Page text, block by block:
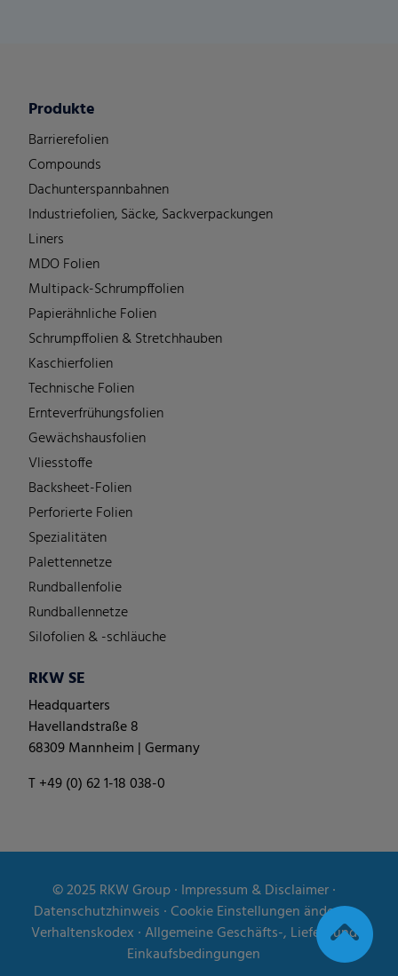
Produkte
Barrierefolien
Compounds
Dachunterspannbahnen
Industriefolien, Säcke, Sackverpackungen
Liners
MDO Folien
Multipack-Schrumpffolien
Papierähnliche Folien
Schrumpffolien & Stretchhauben
Kaschierfolien
Technische Folien
Ernteverfrühungsfolien
Gewächshausfolien
Vliesstoffe
Backsheet-Folien
Perforierte Folien
Spezialitäten
Palettennetze
Rundballenfolie
Rundballennetze
Silofolien & -schläuche
RKW SE
Headquarters
Havellandstraße 8
68309 Mannheim | Germany
T +49 (0) 62 1-18 038-0
© 2025RKW Group∙ Impressum & Disclaimer∙
Datenschutzhinweis ∙Cookie Einstellungen ändern∙
Verhaltenskodex ∙Allgemeine Geschäfts-, Liefer- und
Einkaufsbedingungen